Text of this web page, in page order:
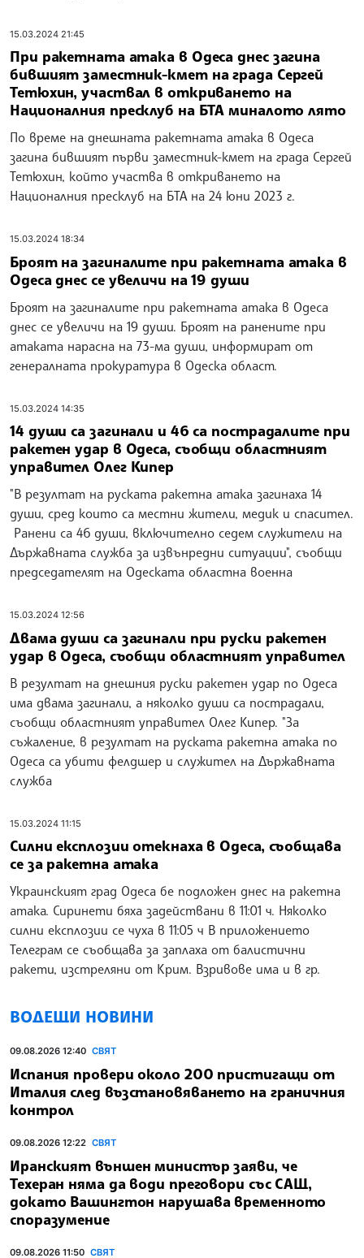
15.03.2024 21:45
При ракетната атака в Одеса днес загина
бившият заместник-кмет на града Сергей
Тетюхин, участвал в откриването на
Националния пресклуб на БТА миналото лято
По време на днешната ракетната атака в Одеса
загина бившият първи заместник-кмет на града Сергей
Тетюхин, който участва в откриването на
Националния пресклуб на БТА на 24 юни 2023 г.
15.03.2024 18:34
Броят на загиналите при ракетната атака в
Одеса днес се увеличи на 19 души
Броят на загиналите при ракетната атака в Одеса
днес се увеличи на 19 души. Броят на ранените при
атаката нарасна на 73-ма души, информират от
генералната прокуратура в Одеска област.
15.03.2024 14:35
14 души са загинали и 46 са пострадалите при
ракетен удар в Одеса, съобщи областният
управител Олег Кипер
"В резултат на руската ракетна атака загинаха 14
души, сред които са местни жители, медик и спасител.
Ранени са 46 души, включително седем служители на
Държавната служба за извънредни ситуации", съобщи
председателят на Одеската областна военна
15.03.2024 12:56
Двама души са загинали при руски ракетен
удар в Одеса, съобщи областният управител
В резултат на днешния руски ракетен удар по Одеса
има двама загинали, а няколко души са пострадали,
съобщи областният управител Олег Кипер. "За
съжаление, в резултат на руската ракетна атака по
Одеса са убити фелдшер и служител на Държавната
служба
15.03.2024 11:15
Силни експлозии отекнаха в Одеса, съобщава
се за ракетна атака
Украинският град Одеса бе подложен днес на ракетна
атака. Сиринети бяха задействани в 11:01 ч. Няколко
силни експлозии се чуха в 11:05 ч В приложението
Телеграм се съобщава за заплаха от балистични
ракети, изстреляни от Крим. Взривове има и в гр.
ВОДЕЩИ НОВИНИ
09.08.2026 12:40 СВЯТ
Испания провери около 200 пристигащи от
Италия след възстановяването на граничния
контрол
09.08.2026 12:22 СВЯТ
Иранският външен министър заяви, че
Техеран няма да води преговори със САЩ,
докато Вашингтон нарушава временното
споразумение
09.08.2026 11:50 СВЯТ